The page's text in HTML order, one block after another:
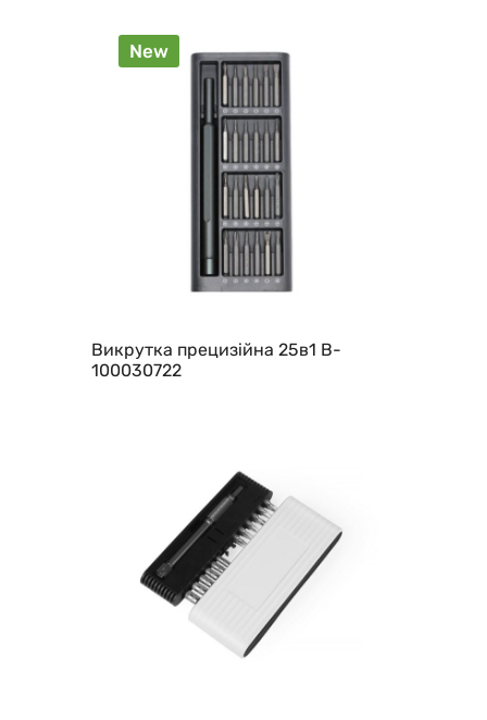
New
Викрутка прецизійна 25в1 B-
100030722